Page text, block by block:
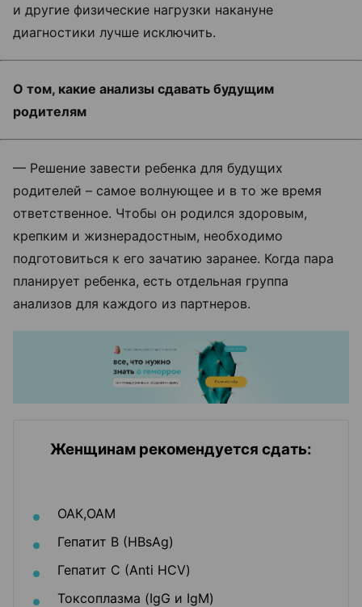
и другие физические нагрузки накануне
диагностики лучше исключить.
О том, какие анализы сдавать будущим
родителям
— Решение завести ребенка для будущих
родителей – самое волнующее и в то же время
ответственное. Чтобы он родился здоровым,
крепким и жизнерадостным, необходимо
подготовиться к его зачатию заранее. Когда пара
планирует ребенка, есть отдельная группа
анализов для каждого из партнеров.
Женщинам рекомендуется сдать:
ОАК,ОАМ
Гепатит В (HBsAg)
Гепатит С (Аnti HCV)
Токсоплазма (IgG и IgM)